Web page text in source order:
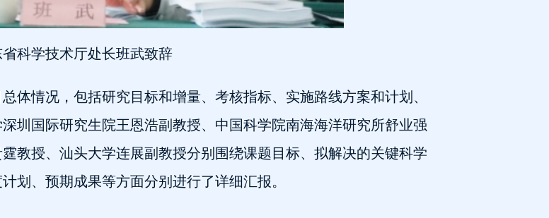
科学技术厅处长班武致辞
体情况，包括研究目标和增量、考核指标、实施路线方案和计划、
圳国际研究生院王恩浩副教授、中国科学院南海海洋研究所舒业强
教授、汕头大学连展副教授分别围绕课题目标、拟解决的关键科学
划、预期成果等方面分别进行了详细汇报。